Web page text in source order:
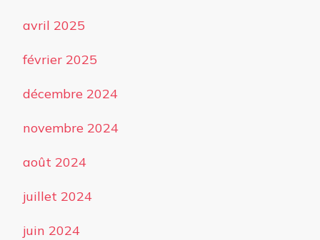
avril 2025
février 2025
décembre 2024
novembre 2024
août 2024
juillet 2024
juin 2024